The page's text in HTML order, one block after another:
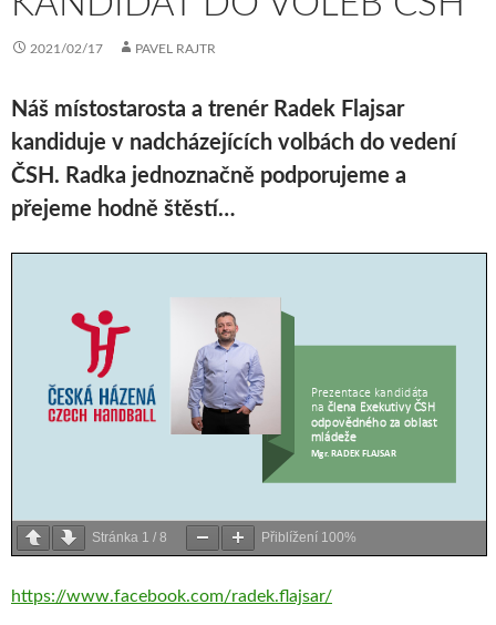
2021/02/17 PAVEL RAJTR
Náš místostarosta a trenér Radek Flajsar
kandiduje v nadcházejících volbách do vedení
ČSH. Radka jednoznačně podporujeme a
přejeme hodně štěstí…
Stránka 1 / 8 Přiblížení 100%
https://www.facebook.com/radek.flajsar/